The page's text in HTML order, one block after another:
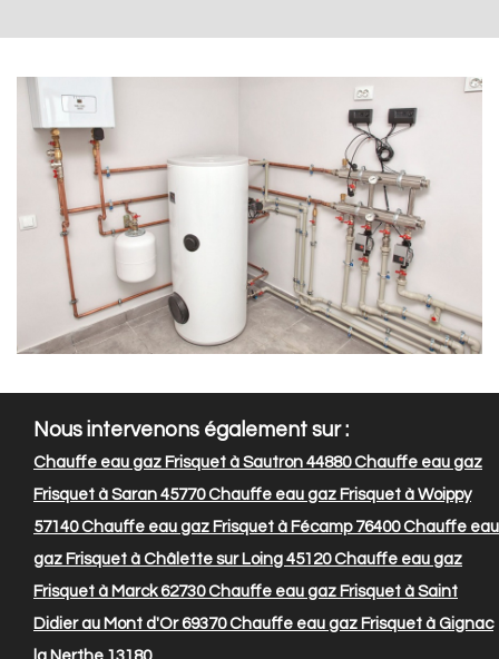
Nous intervenons également sur :
Chauffe eau gaz Frisquet à Sautron 44880Chauffe eau gaz
Frisquet à Saran 45770Chauffe eau gaz Frisquet à Woippy
57140Chauffe eau gaz Frisquet à Fécamp 76400Chauffe eau
gaz Frisquet à Châlette sur Loing 45120Chauffe eau gaz
Frisquet à Marck 62730Chauffe eau gaz Frisquet à Saint
Didier au Mont d'Or 69370Chauffe eau gaz Frisquet à Gignac